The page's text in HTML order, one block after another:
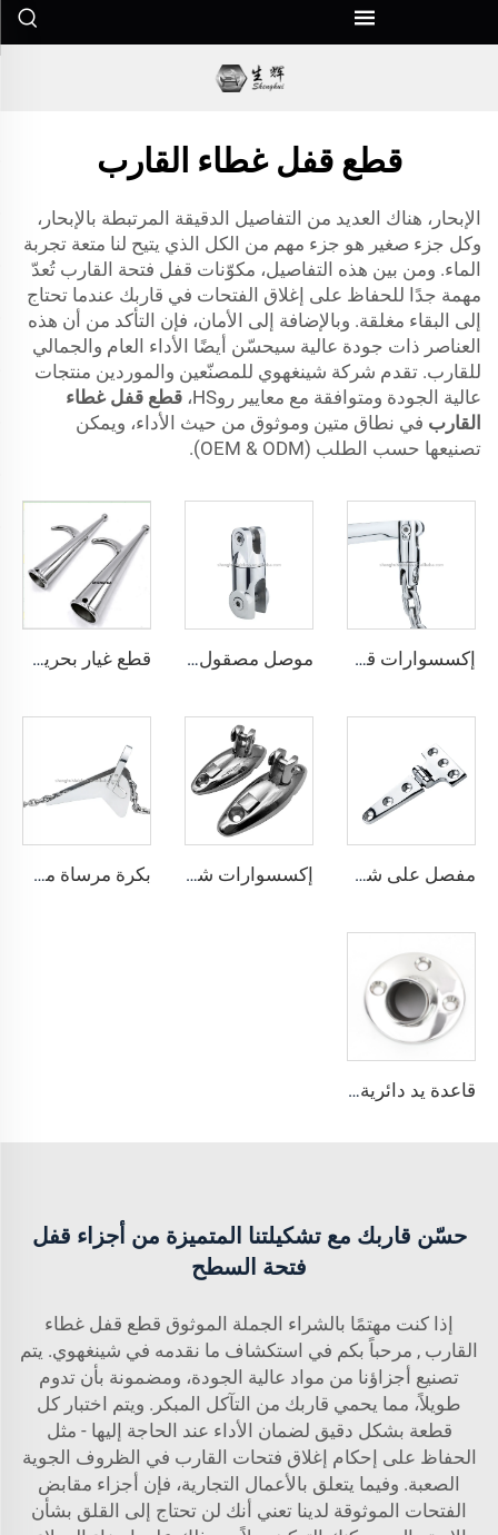
قطع قفل غطاء القارب
الإبحار، هناك العديد من التفاصيل الدقيقة المرتبطة بالإبحار،
وكل جزء صغير هو جزء مهم من الكل الذي يتيح لنا متعة تجربة
الماء. ومن بين هذه التفاصيل، مكوّنات قفل فتحة القارب تُعدّ
مهمة جدًا للحفاظ على إغلاق الفتحات في قاربك عندما تحتاج
إلى البقاء مغلقة. وبالإضافة إلى الأمان، فإن التأكد من أن هذه
العناصر ذات جودة عالية سيحسّن أيضًا الأداء العام والجمالي
للقارب. تقدم شركة شينغهوي للمصنّعين والموردين منتجات
عالية الجودة ومتوافقة مع معايير روHS،
قطع قفل غطاء
القارب في نطاق متين وموثوق من حيث الأداء، ويمكن
تصنيعها حسب الطلب (OEM & ODM).
إكسسوارات قوارب، وصلة بحرية من الفولاذ المقاوم للصدأ 316، مزلاج دوّار، وصلة مرساة شينغهوي للقارب موصل مصقول مثل المرآة، قطع يخوت من الفولاذ المقاوم للصدأ 316، موصل دوار مزدوج للمرساة مقاس 6 مم - 8 مم للقوارب قطع غيار بحرية، إكسسوارات قوارب، خطاف من الفولاذ المقاوم للصدأ لقارب الشراع
مفصل على شكل حرف T غير متماثل، من الفولاذ المقاوم للصدأ، إكسسوارات بحرية إكسسوارات شينهوي، أجزاء بحرية من الفولاذ المقاوم للصدأ 316، قاعدة سريعة الإطلاق لغطاء بيميني، مفصل دوار للتركيب على جانب السطح للقوارب بكرة مرساة من الفولاذ المقاوم للصدأ AISI316
قاعدة يد دائرية من الفولاذ المقاوم للصدأ من الدرجة البحرية 316 بزاوية 60 درجة
حسّن قاربك مع تشكيلتنا المتميزة من أجزاء قفل
فتحة السطح
إذا كنت مهتمًا بالشراء الجملة الموثوق قطع قفل غطاء
القارب , مرحباً بكم في استكشاف ما نقدمه في شينغهوي. يتم
تصنيع أجزاؤنا من مواد عالية الجودة، ومضمونة بأن تدوم
طويلاً، مما يحمي قاربك من التآكل المبكر. ويتم اختبار كل
قطعة بشكل دقيق لضمان الأداء عند الحاجة إليها - مثل
الحفاظ على إحكام إغلاق فتحات القارب في الظروف الجوية
الصعبة. وفيما يتعلق بالأعمال التجارية، فإن أجزاء مقابض
الفتحات الموثوقة لدينا تعني أنك لن تحتاج إلى القلق بشأن